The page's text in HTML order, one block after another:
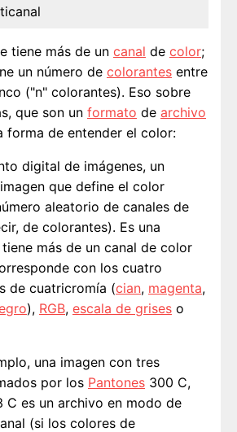
tiene más de un canal de color;
un número de colorantes entre
("n" colorantes). Eso sobre
que son un formato de archivo
forma de entender el color:
digital de imágenes, un
que define el color
aleatorio de canales de
de colorantes). Es una
más de un canal de color
con los cuatro
de cuatricromía (cian, magenta,
), RGB, escala de grises o
una imagen con tres
por los Pantones 300 C,
C es un archivo en modo de
(si los colores de